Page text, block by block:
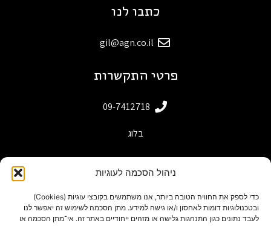
ניהול הסכמה לעוגיות
כדי לספק את החוויה הטובה ביותר, אנו משתמשים בקובצי עוגיות (Cookies)
ובטכנולוגיות דומות לאחסון ו/או גישה למידע. מתן הסכמה לשימוש זה יאפשר לנו
לעבד נתונים כגון התנהגות גלישה או מזהים ייחודיים באתר זה. אי־מתן הסכמה או
פרטי התקשרות
09-7412718
בלוג
כתבו לנו
gil@agn.co.il